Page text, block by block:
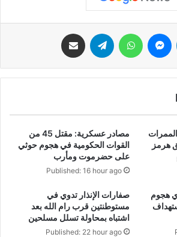
لينكدإن ماسنجر واتساب تيلقرام
هرمز
مصادر عسكرية: مقتل 45 من
القوات الحكومية في هجوم حوثي
على حضرموت ومأرب
Published: 16 hour ago
هجوم
صفارات الإنذار تدوي في
مستوطنتين قرب رام الله بعد
اشتباه بمحاولة تسلل مسلحين
Published: 22 hour ago